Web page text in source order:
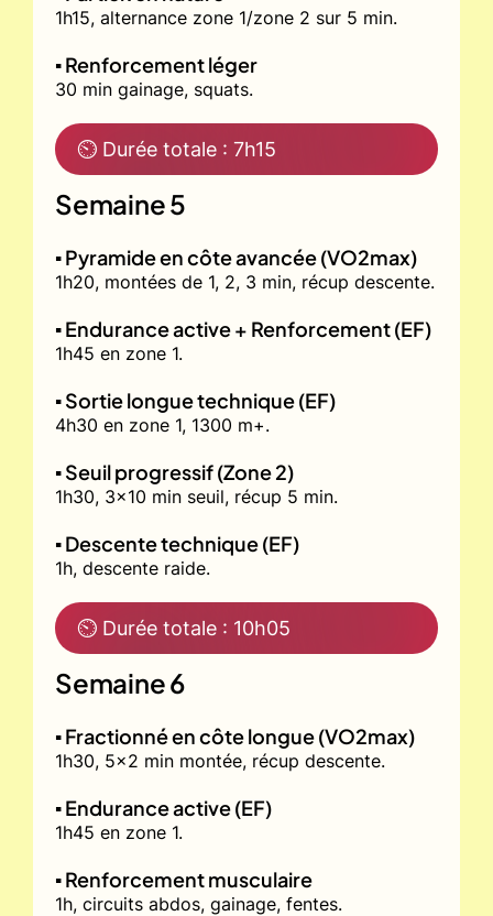
1h15, alternance zone 1/zone 2 sur 5 min.
▪️ Renforcement léger
30 min gainage, squats.
⏲ Durée totale : 7h15
Semaine 5
▪️ Pyramide en côte avancée (VO2max)
1h20, montées de 1, 2, 3 min, récup descente.
▪️ Endurance active + Renforcement (EF)
1h45 en zone 1.
▪️ Sortie longue technique (EF)
4h30 en zone 1, 1300 m+.
▪️ Seuil progressif (Zone 2)
1h30, 3x10 min seuil, récup 5 min.
▪️ Descente technique (EF)
1h, descente raide.
⏲ Durée totale : 10h05
Semaine 6
▪️ Fractionné en côte longue (VO2max)
1h30, 5x2 min montée, récup descente.
▪️ Endurance active (EF)
1h45 en zone 1.
▪️ Renforcement musculaire
1h, circuits abdos, gainage, fentes.